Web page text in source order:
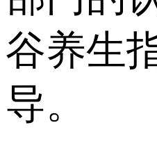
谷养生
导。